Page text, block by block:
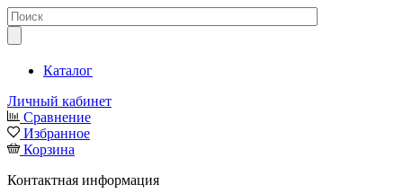
Каталог
Личный кабинет
Сравнение
Избранное
Корзина
Контактная информация